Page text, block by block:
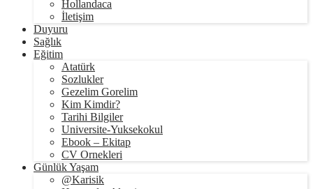
Hollandaca
İletişim
Duyuru
Sağlık
Eğitim
Atatürk
Sozlukler
Gezelim Gorelim
Kim Kimdir?
Tarihi Bilgiler
Universite-Yuksekokul
Ebook – Ekitap
CV Ornekleri
Günlük Yaşam
@Karisik